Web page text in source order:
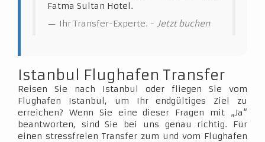
Fatma Sultan Hotel.
Ihr Transfer-Experte. - Jetzt buchen
Istanbul Flughafen Transfer
Reisen Sie nach Istanbul oder fliegen Sie vom
Flughafen Istanbul, um Ihr endgültiges Ziel zu
erreichen? Wenn Sie eine dieser Fragen mit „Ja“
beantworten, sind Sie bei uns genau richtig. Für
einen stressfreien Transfer zum und vom Flughafen